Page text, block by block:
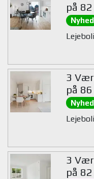
på
Nyhed
3
på 86
Nyhed
3
på